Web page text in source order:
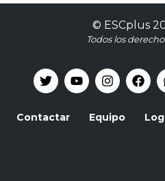
© ESCplus
Todos los
Contactar Equipo